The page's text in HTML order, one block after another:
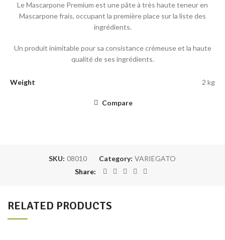
Le Mascarpone Premium est une pâte à très haute teneur en
Mascarpone frais, occupant la première place sur la liste des
ingrédients.
Un produit inimitable pour sa consistance crémeuse et la haute
qualité de ses ingrédients.
Weight 2 kg
Compare
SKU: 08010 Category: VARIEGATO
Share
RELATED PRODUCTS